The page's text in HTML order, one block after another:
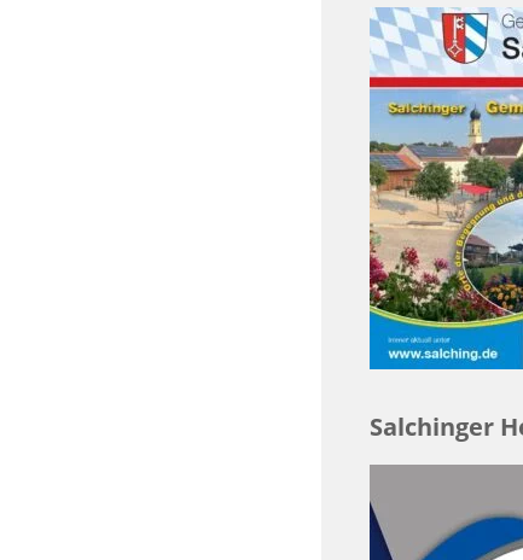
Salchinger